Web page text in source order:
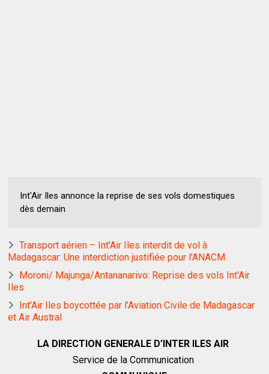
Int'Air Iles annonce la reprise de ses vols domestiques
dès demain
Transport aérien – Int'Air Iles interdit de vol à
Madagascar: Une interdiction justifiée pour l'ANACM
Moroni/ Majunga/Antananarivo: Reprise des vols Int'Air
Iles
Int'Air Iles boycottée par l’Aviation Civile de Madagascar
et Air Austral
LA DIRECTION GENERALE D’INTER ILES AIR
Service de la Communication